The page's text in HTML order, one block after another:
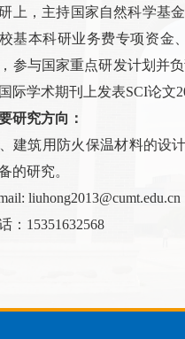
上，主持国家自然科学基金
基本科研业务费专项资金
参与国家重点研发计划并
际学术期刊上发表SCI论文
研究方向：
建筑用防火保温材料的设
的研究。
： 15351632568